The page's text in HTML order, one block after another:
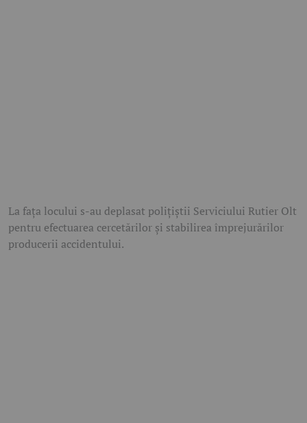
La fața locului s-au deplasat polițiștii Serviciului Rutier Olt
pentru efectuarea cercetărilor și stabilirea împrejurărilor
producerii accidentului.